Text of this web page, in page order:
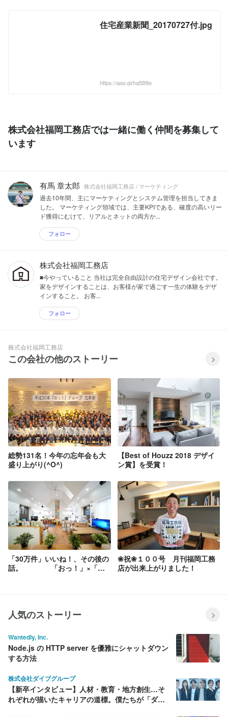
住宅産業新聞_20170727付.jpg
https://goo.gl/hq5B9o
株式会社福岡工務店では一緒に働く仲間を募集して
います
有馬 章太郎 株式会社福岡工務店 / マーケティング
過去10年間、主にマーケティングとシステム管理を担当してきま
した。 マーケティング領域では、主要KPIである、確度の高いリー
ド獲得にむけて、リアルとネットの両方か...
フォロー
株式会社福岡工務店
■今やっていること 当社は完全自由設計の住宅デザイン会社です。
家をデザインすることは、お客様が家で過ごす一生の体験をデザ
インすること。 お客...
フォロー
株式会社福岡工務店
この会社の他のストーリー
総勢131名！今年の忘年会も大
盛り上がり(^O^)
【Best of Houzz 2018 デザイ
ン賞】を受賞！
「30万件」いいね！、その後の
話。 「おっ！」×「ワ
❀祝❀１００号 月刊福岡工務
店が出来上がりました！
人気のストーリー
Wantedly, Inc.
Node.js の HTTP server を優雅にシャットダウン
する方法
株式会社ダイブグループ
【新卒インタビュー】人材・教育・地方創生…そ
れぞれが描いたキャリアの道標。僕たちが「ダイ